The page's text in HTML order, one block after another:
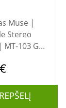
|
Stereo
MT-103 GD
AUX in